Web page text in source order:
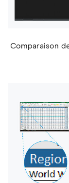
Comparaison